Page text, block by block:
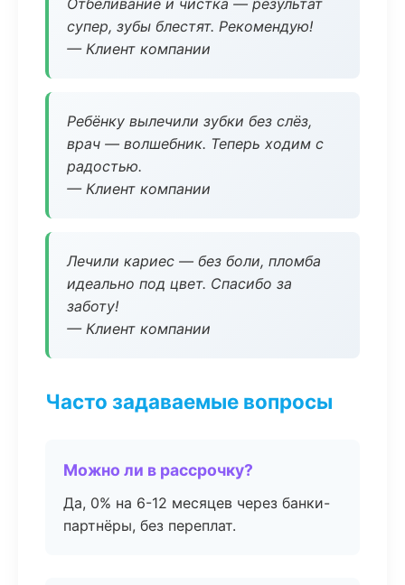
Отбеливание и чистка — результат
супер, зубы блестят. Рекомендую!
— Клиент компании
Ребёнку вылечили зубки без слёз,
врач — волшебник. Теперь ходим с
радостью.
— Клиент компании
Лечили кариес — без боли, пломба
идеально под цвет. Спасибо за
заботу!
— Клиент компании
Часто задаваемые вопросы
Можно ли в рассрочку?
Да, 0% на 6-12 месяцев через банки-
партнёры, без переплат.